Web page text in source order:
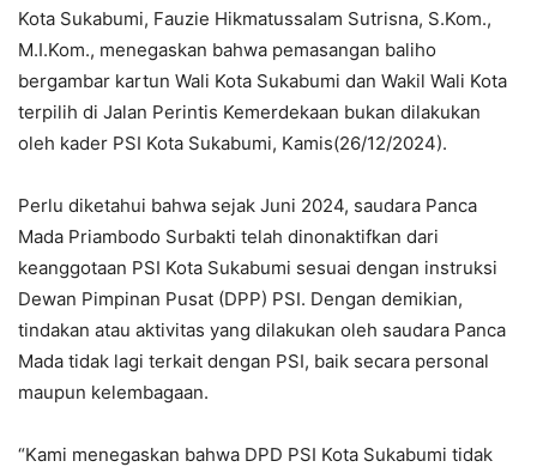
Kota Sukabumi, Fauzie Hikmatussalam Sutrisna, S.Kom.,
M.I.Kom., menegaskan bahwa pemasangan baliho
bergambar kartun Wali Kota Sukabumi dan Wakil Wali Kota
terpilih di Jalan Perintis Kemerdekaan bukan dilakukan
oleh kader PSI Kota Sukabumi, Kamis(26/12/2024).
Perlu diketahui bahwa sejak Juni 2024, saudara Panca
Mada Priambodo Surbakti telah dinonaktifkan dari
keanggotaan PSI Kota Sukabumi sesuai dengan instruksi
Dewan Pimpinan Pusat (DPP) PSI. Dengan demikian,
tindakan atau aktivitas yang dilakukan oleh saudara Panca
Mada tidak lagi terkait dengan PSI, baik secara personal
maupun kelembagaan.
“Kami menegaskan bahwa DPD PSI Kota Sukabumi tidak